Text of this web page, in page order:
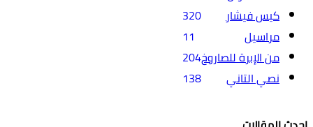
كيس فيشار
320
مراسيل
11
من الإبرة للصاروخ204
نصي التاني
138